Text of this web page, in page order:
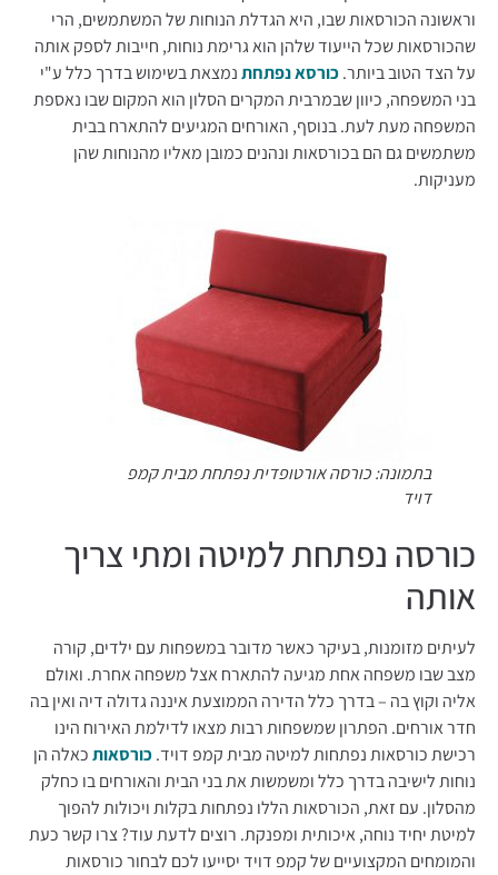
וראשונה הכורסאות שבו, היא הגדלת הנוחות של המשתמשים, הרי
שהכורסאות שכל הייעוד שלהן הוא גרימת נוחות, חייבות לספק אותה
על הצד הטוב ביותר.כורסא נפתחתנמצאת בשימוש בדרך כלל ע"י
בני המשפחה, כיוון שבמרבית המקרים הסלון הוא המקום שבו נאספת
המשפחה מעת לעת. בנוסף, האורחים המגיעים להתארח בבית
משתמשים גם הם בכורסאות ונהנים כמובן מאליו מהנוחות שהן
מעניקות.
בתמונה: כורסה אורטופדית נפתחת מבית קמפ
דויד
כורסה נפתחת למיטה ומתי צריך
אותה
לעיתים מזומנות, בעיקר כאשר מדובר במשפחות עם ילדים, קורה
מצב שבו משפחה אחת מגיעה להתארח אצל משפחה אחרת. ואולם
אליה וקוץ בה – בדרך כלל הדירה הממוצעת איננה גדולה דיה ואין בה
חדר אורחים. הפתרון שמשפחות רבות מצאו לדילמת האירוח הינו
רכישת כורסאות נפתחות למיטה מבית קמפ דויד.כורסאותכאלה הן
נוחות לישיבה בדרך כלל ומשמשות את בני הבית והאורחים בו כחלק
מהסלון. עם זאת, הכורסאות הללו נפתחות בקלות ויכולות להפוך
למיטת יחיד נוחה, איכותית ומפנקת. רוצים לדעת עוד? צרו קשר כעת
והמומחים המקצועיים של קמפ דויד יסייעו לכם לבחור כורסאות